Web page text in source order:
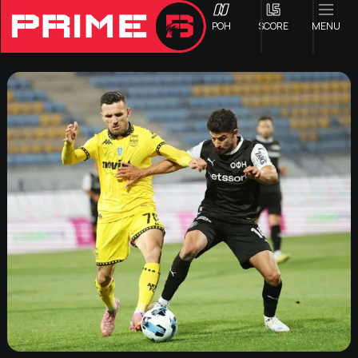
ΡΟΗ SCORE MENU
ΟΦΗ
Γ ΕΘΝΙΚΗ
Α1 ΕΠΣΗ
Α2 ΕΠΣΗ
Β1 ΕΠΣΗ
Β2 ΕΠΣΗ